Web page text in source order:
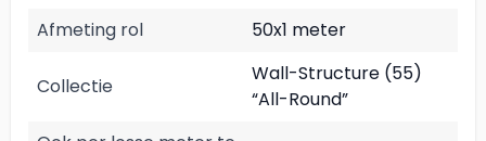
Afmeting rol
50x1 meter
Collectie
Wall-Structure (55)
“All-Round”